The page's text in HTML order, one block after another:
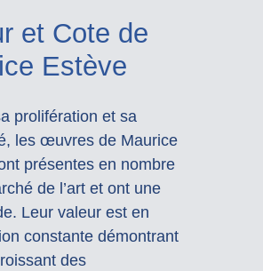
et Cote de
Estève
prolifération et sa
les œuvres de Maurice
présentes en nombre
de l’art et ont une
Leur valeur est en
constante démontrant
des